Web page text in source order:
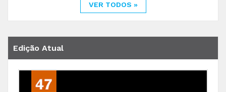
VER TODOS »
Edição Atual